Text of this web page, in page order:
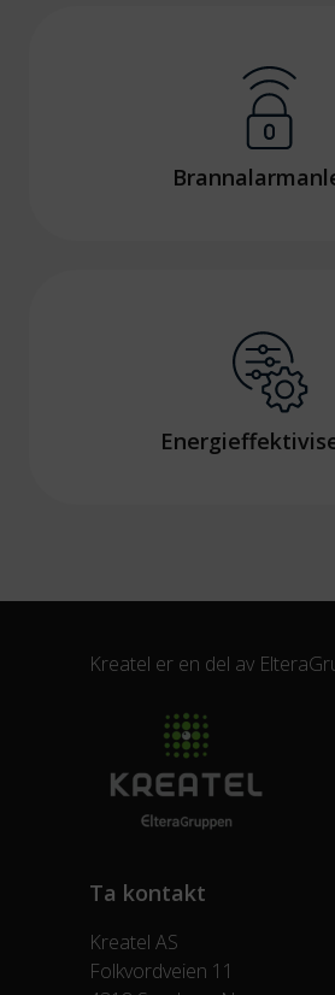
Kreatel er en del av
Ta kontakt
Kreatel AS
Folkvordveien 11